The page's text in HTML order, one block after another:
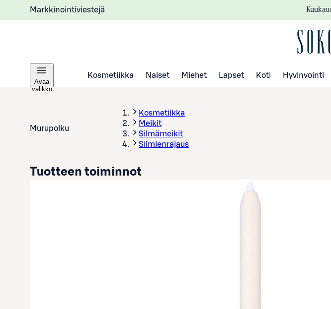
Markkinointiviestejä
Avaa
valikko
Kosmetiikka Naiset Miehet Lapset Koti Hyvinvointi
Murupolku
Kosmetiikka
Meikit
Silmämeikit
Silmienrajaus
Tuotteen toiminnot